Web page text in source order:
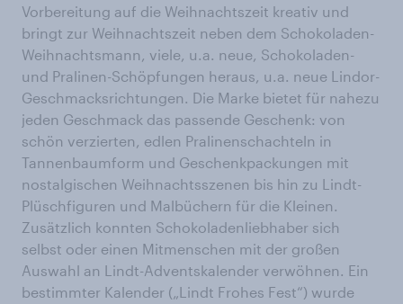
Vorbereitung auf die Weihnachtszeit kreativ und
bringt zur Weihnachtszeit neben dem Schokoladen-
Weihnachtsmann, viele, u.a. neue, Schokoladen-
und Pralinen-Schöpfungen heraus, u.a. neue Lindor-
Geschmacksrichtungen. Die Marke bietet für nahezu
jeden Geschmack das passende Geschenk: von
schön verzierten, edlen Pralinenschachteln in
Tannenbaumform und Geschenkpackungen mit
nostalgischen Weihnachtsszenen bis hin zu Lindt-
Plüschfiguren und Malbüchern für die Kleinen.
Zusätzlich konnten Schokoladenliebhaber sich
selbst oder einen Mitmenschen mit der großen
Auswahl an Lindt-Adventskalender verwöhnen. Ein
bestimmter Kalender („Lindt Frohes Fest“) wurde